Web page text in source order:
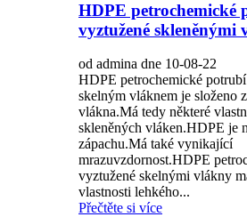
HDPE petrochemické
vyztužené skleněnými
od admina dne 10-08-22
HDPE petrochemické
skelným vláknem je složeno
vlákna.Má tedy některé
skleněných vláken.HDPE je
zápachu.Má také vynikající
mrazuvzdornost.HDPE
vyztužené skelnými vlákny
vlastnosti lehkého...
Přečtěte si více